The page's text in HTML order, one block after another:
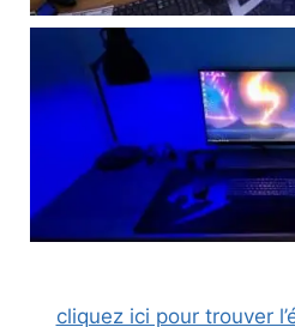
cliquez ici pour trouver